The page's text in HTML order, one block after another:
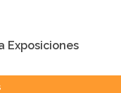
Exposiciones